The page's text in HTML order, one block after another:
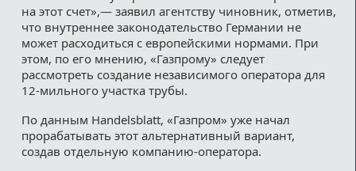
на этот счет»,— заявил агентству чиновник, отметив,
что внутреннее законодательство Германии не
может расходиться с европейскими нормами. При
этом, по его мнению, «Газпрому» следует
рассмотреть создание независимого оператора для
12-мильного участка трубы.
По данным Handelsblatt, «Газпром» уже начал
прорабатывать этот альтернативный вариант,
создав отдельную компанию-оператора.